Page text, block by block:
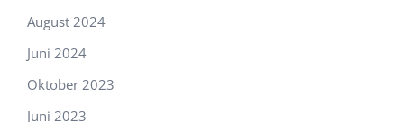
August 2024
Juni 2024
Oktober 2023
Juni 2023